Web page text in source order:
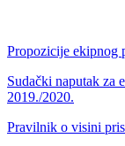
Propozicije ekipnog
Sudački naputak za
2019./2020.
Pravilnik o visini